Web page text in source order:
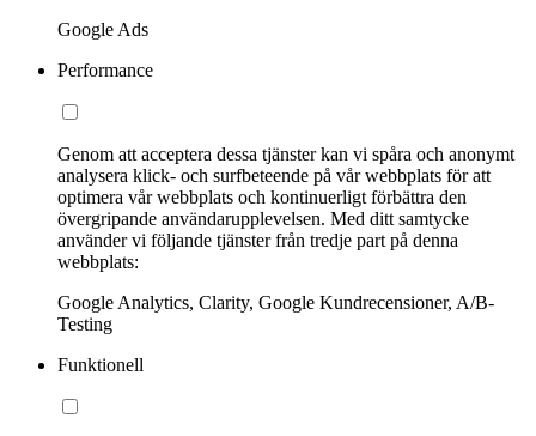
Google Ads
Performance
Genom att acceptera dessa tjänster kan vi spåra och anonymt
analysera klick- och surfbeteende på vår webbplats för att
optimera vår webbplats och kontinuerligt förbättra den
övergripande användarupplevelsen. Med ditt samtycke
använder vi följande tjänster från tredje part på denna
webbplats:
Google Analytics, Clarity, Google Kundrecensioner, A/B-
Testing
Funktionell